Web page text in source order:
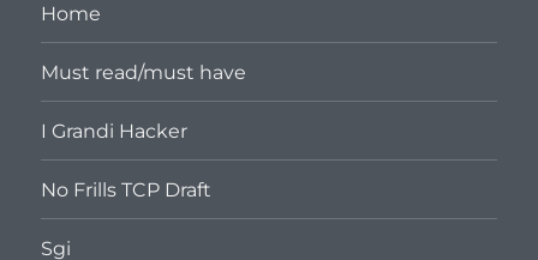
Home
Must read/must have
I Grandi Hacker
No Frills TCP Draft
Sgi